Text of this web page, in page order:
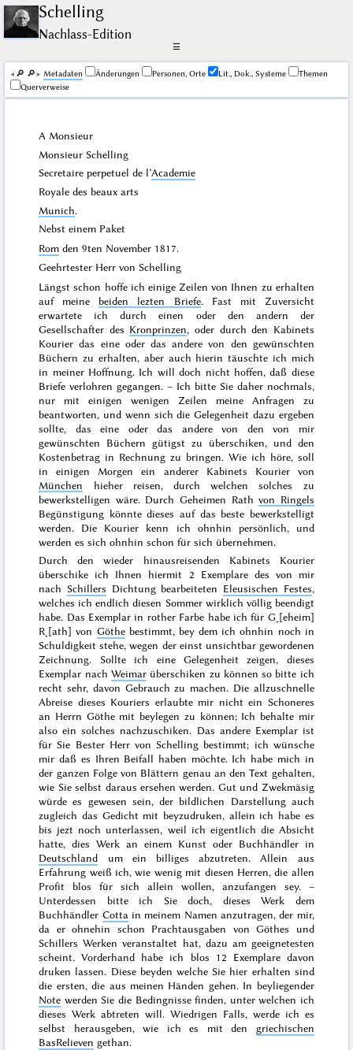
Schelling
Nachlass-Edition
☰
🔎︎ 🔎︎ Me­ta­da­ten Änderungen Personen, Orte Lit., Dok., Systeme
Themen
Querverweise
A Monsieur
Monsieur Schelling
Secretaire perpetuel de l’Academie
Royale des beaux arts
Munich.
Nebst einem Paket
Rom den9ten November 1817.
Geehrtester Herr von Schelling
Längst schon hoffe ich einige Zeilen von Ihnen zu erhalten
auf meine beiden lezten Briefe. Fast mit Zuversicht
erwartete ich durch einen oder den andern der
Gesellschafter des Kronprinzen, oder durch den Kabinets
Kourier das eine oder das andere von den gewünschten
Büchern zu erhalten, aber auch hierin täuschte ich mich
in meiner Hoffnung. Ich will doch nicht hoffen, daß diese
Briefe verlohren gegangen. – Ich bitte Sie daher nochmals,
nur mit einigen wenigen Zeilen meine Anfragen zu
beantworten, und wenn sich die Gelegenheit dazu ergeben
sollte, das eine oder das andere von den von mir
gewünschten Büchern gütigst zu überschiken, und den
Kostenbetrag in Rechnung zu bringen. Wie ich höre, soll
in einigen Morgen ein anderer Kabinets Kourier von
München hieher reisen, durch welchen solches zu
bewerkstelligen wäre. Durch Geheimen Rathvon Ringels
Begünstigung könnte dieses auf das beste bewerkstelligt
werden. Die Kourier kenn ich ohnhin persönlich, und
werden es sich ohnhin schon für sich übernehmen.
Durch den wieder hinausreisenden Kabinets Kourier
überschike ich Ihnen hiermit 2 Exemplare des von mir
nach Schillers Dichtung bearbeiteten Eleusischen Festes,
welches ich endlich diesen Sommer wirklich völlig beendigt
habe. Das Exemplar in rother Farbe habe ich für G˖[eheim]
R˖[ath] von Göthebestimmt, bey dem ich ohnhin noch in
Schuldigkeit stehe, wegen der einst unsichtbar gewordenen
Zeichnung. Sollte ich eine Gelegenheitzeigen, dieses
Exemplar nach Weimarüberschiken zu können so bitte ich
recht sehr, davon Gebrauch zu machen. Die allzuschnelle
Abreise dieses Kouriers erlaubte mir nicht ein Schoneres
an Herrn Göthe mit beylegen zu können; Ich behalte mir
also ein solches nachzuschiken. Das andere Exemplar ist
für Sie Bester Herr von Schelling bestimmt; ich wünsche
mir daß es Ihren Beifall haben möchte. Ich habe mich in
der ganzen Folge von Blättern genau an den Text gehalten,
wie Sie selbst daraus ersehen werden. Gut und Zwekmäsig
würde es gewesen sein, der bildlichen Darstellung auch
zugleich das Gedicht mit beyzudruken, allein ich habe es
bis jezt noch unterlassen, weil ich eigentlich die Absicht
hatte, dies Werk an einem Kunst oder Buchhändler in
Deutschland um ein billiges abzutreten. Allein aus
Erfahrung weiß ich, wie wenig mit diesen Herren, die allen
Profit blos für sich allein wollen, anzufangen sey. –
Unterdessen bitte ich Sie doch, dieses Werk dem
Buchhändler Cottain meinem Namen anzutragen, der mir,
da er ohnehin schon Prachtausgaben von Göthes und
Schillers Werken veranstaltet hat, dazu am geeignetesten
scheint. Vorderhand habe ich blos 12 Exemplare davon
druken lassen. Diese beyden welche Sie hier erhalten sind
die ersten, die aus meinen Händen gehen. In beyliegender
Note werden Sie die Bedingnisse finden, unter welchen ich
dieses Werk abtreten will. Wiedrigen Falls, werde ich es
selbst herausgeben, wie ich es mit den griechischen
BasRelieven gethan.